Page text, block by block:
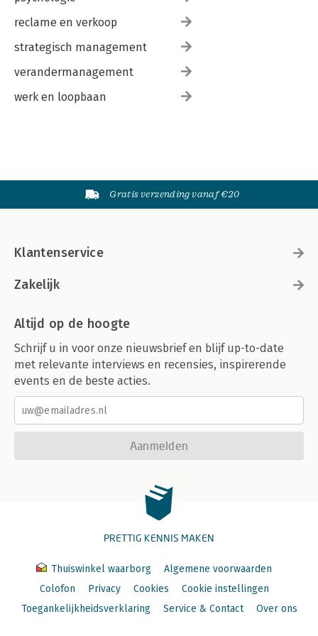
reclame en verkoop
strategisch management
verandermanagement
werk en loopbaan
Gratis verzending vanaf €20
Klantenservice
Zakelijk
Altijd op de hoogte
Schrijf u in voor onze nieuwsbrief en blijf up-to-date
met relevante interviews en recensies, inspirerende
events en de beste acties.
Aanmelden
PRETTIG KENNIS MAKEN
Thuiswinkel waarborg
Algemene voorwaarden
Colofon
Privacy Cookies
Cookie instellingen
Toegankelijkheidsverklaring
Service & Contact Over ons